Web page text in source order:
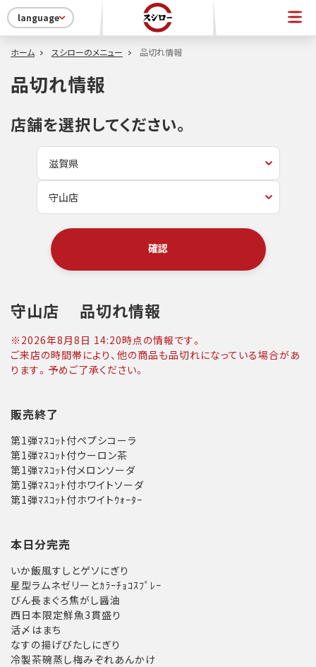
language
ホーム スシローのメニュー 品切れ情報
品切れ情報
店舗を選択してください。
確認
守山店 品切れ情報
※ 2026年8月8日 14:20時点の情報です。
ご来店の時間帯により、他の商品も品切れになっている場合があ
ります。予めご了承ください。
販売終了
第1弾ﾏｽｺｯﾄ付ペプシコーラ
第1弾ﾏｽｺｯﾄ付ウーロン茶
第1弾ﾏｽｺｯﾄ付メロンソーダ
第1弾ﾏｽｺｯﾄ付ホワイトソーダ
第1弾ﾏｽｺｯﾄ付ホワイトｳｫｰﾀｰ
本日分完売
いか飯風すしとゲソにぎり
星型ラムネゼリーとｶﾗｰﾁｮｺｽﾌﾟﾚｰ
びん長まぐろ焦がし醤油
西日本限定鮮魚3貫盛り
活〆はまち
なすの揚げびたしにぎり
冷製茶碗蒸し梅みぞれあんかけ